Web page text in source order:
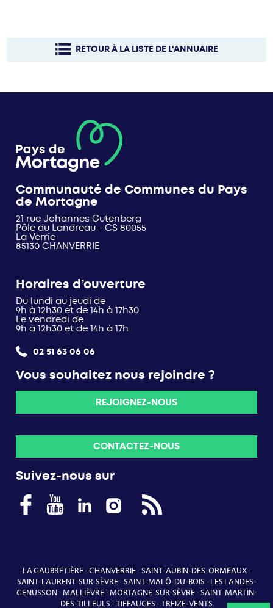
RETOUR À LA LISTE DE L'ANNUAIRE
Communauté de Communes du Pays
de Mortagne
21 rue Johannes Gutenberg
Pôle du Landreau - CS 80055
La Verrie
85130 CHANVERRIE
Horaires d’ouverture
Du lundi au jeudi de
9h à 12h30 et de 14h à 17h30
Le vendredi de
9h à 12h30 et de 14h à 17h
02 51 63 06 06
Vous souhaitez nous rejoindre ?
REJOIGNEZ-NOUS
CONTACTEZ-NOUS
Suivez-nous sur
LA GAUBRETIÈRE-CHANVERRIE-SAINT-AUBIN-DES-ORMEAUX-
SAINT-LAURENT-SUR-SÈVRE-SAINT-MALÔ-DU-BOIS-LES LANDES-
GENUSSON-MALLIÈVRE-MORTAGNE-SUR-SÈVRE-SAINT-MARTIN-
DES-TILLEULS-TIFFAUGES-TREIZE-VENTS